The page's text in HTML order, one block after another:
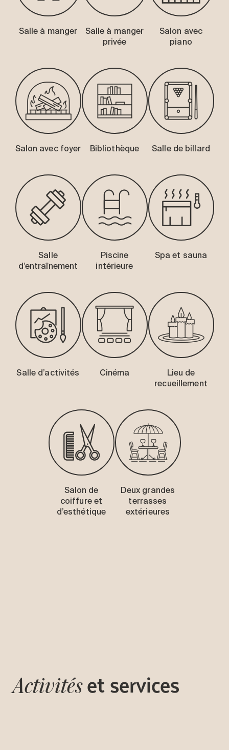
Salle à manger
Salle à manger
privée
Salon avec
piano
Salon avec foyer Bibliothèque Salle de billard
Salle
d’entraînement
Piscine
intérieure
Spa et sauna
Salle d’activités Cinéma
Lieu de
recueillement
Salon de
coiffure et
d’esthétique
Deux grandes
terrasses
extérieures
Activitéset services